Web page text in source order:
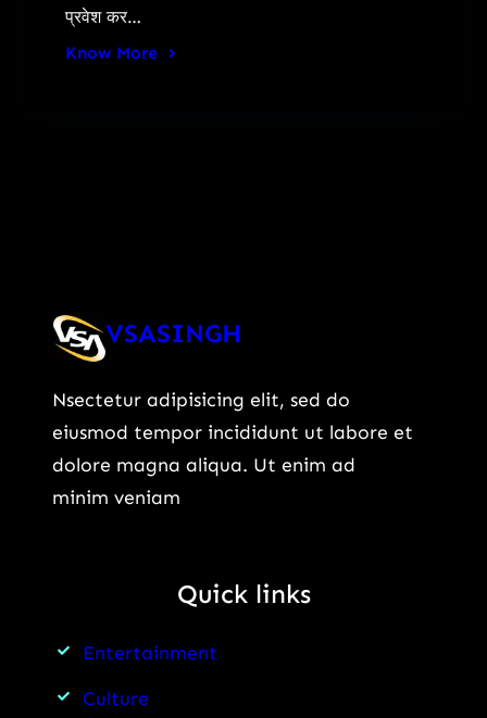
प्रवेश कर…
Know More
VSASINGH
Nsectetur adipisicing elit, sed do
eiusmod tempor incididunt ut labore et
dolore magna aliqua. Ut enim ad
minim veniam
Quick links
Entertainment
Culture